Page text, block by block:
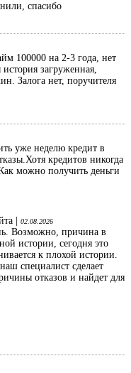
спасибо
100000 на 2-3 года, нет
загруженная,
Залога нет, поручителя
уже неделю кредит в
кредитов никогда
можно получить деньги
|
02.08.2026
Возможно, причина в
истории, сегодня это
к плохой истории.
специалист сделает
отказов и найдет для